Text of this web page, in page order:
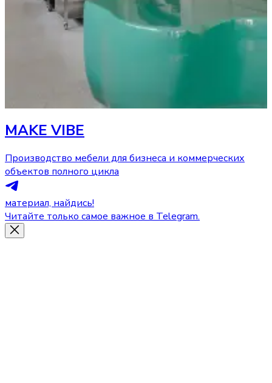
MAKE VIBE
Производство мебели для бизнеса и коммерческих
объектов полного цикла
материал, найдись!
Читайте только самое важное в Telegram.